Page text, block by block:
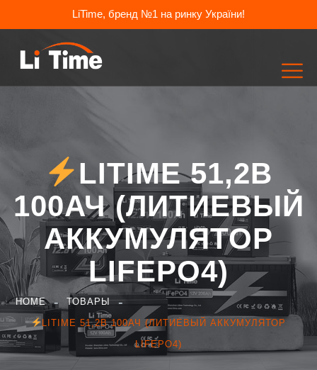
LiTime, бренд №1 на ринку України!
LITIME 51,2В
100АЧ (ЛИТИЕВЫЙ
АККУМУЛЯТОР
LIFEPO4)
HOME
ТОВАРЫ
LITIME 51,2В 100АЧ (ЛИТИЕВЫЙ АККУМУЛЯТОР
LIFEPO4)